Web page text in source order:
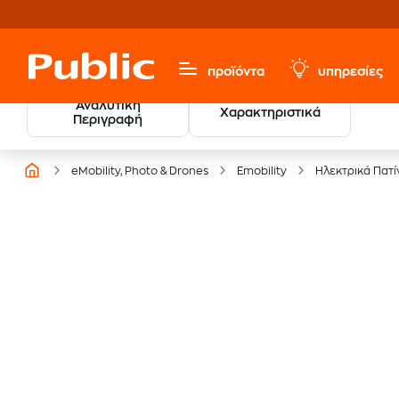
προϊόντα υπηρεσίες
Αναλυτική
Περιγραφή
Χαρακτηριστικά
20 € Public Επιστροφή
με Snappi
eMobility, Photo & Drones Emobility Ηλεκτρικά